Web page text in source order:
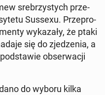
sre­brzy­stych prze­
Sussexu. Prze­pro­
wy­ka­za­ły, że ptaki
się do zje­dze­nia, a
ob­ser­wa­cji
do wyboru kilka